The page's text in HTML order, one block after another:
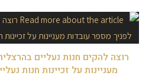
רוצה להקים חנות נעליים
מעניינות על זכיינות חנות